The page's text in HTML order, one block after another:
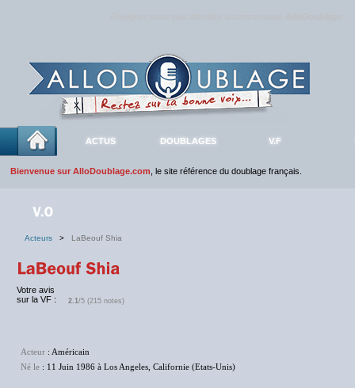
ACTUS DOUBLAGES V.F
Bienvenue sur AlloDoublage.com , le site référence du doublage français.
Acteurs > LaBeouf Shia
Votre avis
sur la VF :
2.1/5 (215 notes)
Acteur : Américain
Né le : 11 Juin 1986 à Los Angeles, Californie (Etats-Unis)